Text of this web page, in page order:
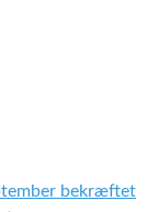
bekræftet